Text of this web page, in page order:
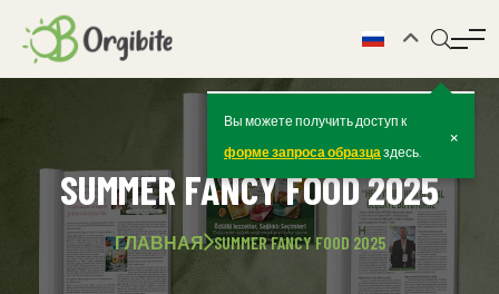
Вы можете получить доступ к
форме запроса образца здесь.
×
SUMMER FANCY FOOD 2025
ГЛАВНАЯ SUMMER FANCY FOOD 2025